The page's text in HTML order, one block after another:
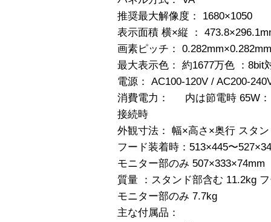
推奨最大解像度： 1680×1050
表示面積 横×縦 ：
画素ピッチ： 0.282mm×0.282mm
最大表示色： 約1677万色 ：8bit
電源： AC100-120V / AC200-
消費電力： 内は節電時 65W：
接続時
外観寸法： 幅×高さ×奥行 スタ
フード装着時：513×445〜
モニター部のみ 507×333×74mm
質量 ：スタンド部含む 11.2kg
モニター部のみ 7.7kg
主な付属品：